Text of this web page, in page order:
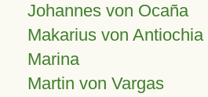
Johannes von Ocaña
Makarius von
Marina
Martin von Vargas